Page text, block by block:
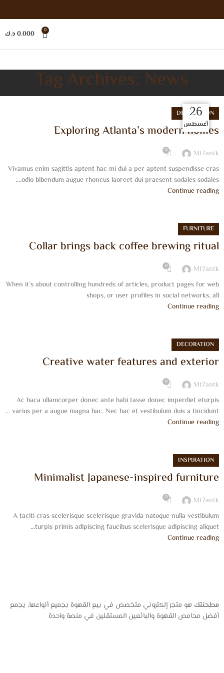
0
0.000 د.ك
Tag Archives: News
27
أغسطس
DECORATION
Exploring Atlanta’s modern homes
Mt7antk
0
Vivamus enim sagittis aptent hac mi dui a per aptent suspendisse cras
odio bibendum augue rhoncus laoreet dui praesent sodales sodales....
Continue reading
27
أغسطس
FURNITURE
Collar brings back coffee brewing ritual
Mt7antk
0
When it’s about controlling hundreds of articles, product pages for web
shops, or user profiles in social networks, all
Continue reading
27
أغسطس
DECORATION
Creative water features and exterior
Mt7antk
0
Ac haca ullamcorper donec ante habi tasse donec imperdiet eturpis
varius per a augue magna hac. Nec hac et vestibulum duis a tincidunt ...
Continue reading
26
أغسطس
INSPIRATION
Minimalist Japanese-inspired furniture
Mt7antk
0
A taciti cras scelerisque scelerisque gravida natoque nulla vestibulum
turpis primis adipiscing faucibus scelerisque adipiscing aliquet...
Continue reading
مطحنتك هو متجر إلكتروني متخصص في بيع القهوة بجميع أنواعها، يجمع
أفضل محامص القهوة والبائعين المستقلين في منصة واحدة